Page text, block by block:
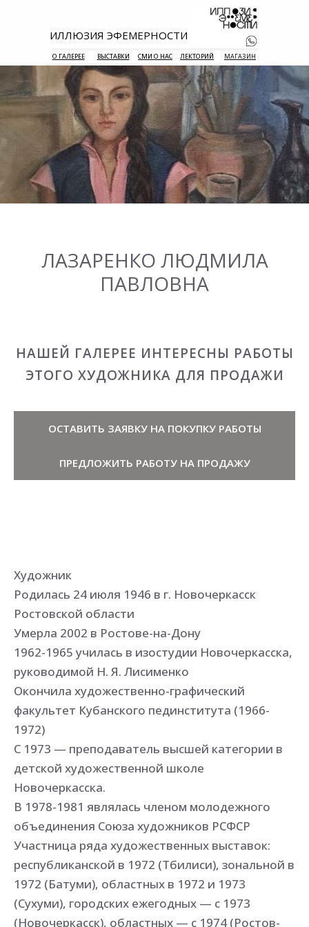
МАГАЗИН
ЛЕКТОРИЙ
СМИ О НАС
ВЫСТАВКИ
О ГАЛЕРЕЕ
ИЛЛЮЗИЯ ЭФЕМЕРНОСТИ
+7 938 177
ЛАЗАРЕНКО ЛЮДМИЛА
ПАВЛОВНА
НАШЕЙ ГАЛЕРЕЕ ИНТЕРЕСНЫ РАБОТЫ
ЭТОГО ХУДОЖНИКА ДЛЯ ПРОДАЖИ
ОСТАВИТЬ ЗАЯВКУ НА ПОКУПКУ РАБОТЫ
ПРЕДЛОЖИТЬ РАБОТУ НА ПРОДАЖУ
Художник
Родилась 24 июля 1946 в г. Новочеркасск
Ростовской области
Умерла 2002 в Ростове-на-Дону
1962-1965 училась в изостудии Новочеркасска,
руководимой Н. Я. Лисименко
Окончила художественно-графический
факультет Кубанского пединститута (1966-
1972)
С 1973 — преподаватель высшей категории в
детской художественной школе
Новочеркасска.
В 1978-1981 являлась членом молодежного
объединения Союза художников РСФСР
Участница ряда художественных выставок:
республиканской в 1972 (Тбилиси), зональной в
1972 (Батуми), областных в 1972 и 1973
(Сухуми), городских ежегодных — с 1973
(Новочеркасск), областных — с 1974 (Ростов-